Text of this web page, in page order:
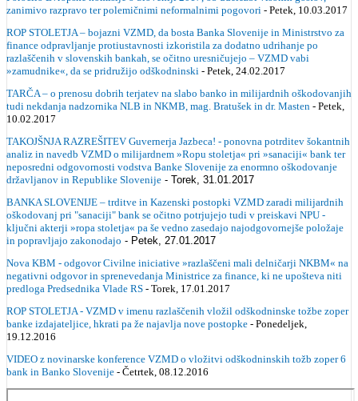
zanimivo razpravo ter polemičnimi neformalnimi pogovori - Petek, 10.03.2017
ROP STOLETJA – bojazni VZMD, da bosta Banka Slovenije in Ministrstvo za
finance odpravljanje protiustavnosti izkoristila za dodatno udrihanje po
razlaščenih v slovenskih bankah, se očitno uresničujejo – VZMD vabi
»zamudnike«, da se pridružijo odškodninski - Petek, 24.02.2017
TARČA – o prenosu dobrih terjatev na slabo banko in milijardnih oškodovanjih
tudi nekdanja nadzornika NLB in NKMB, mag. Bratušek in dr. Masten - Petek,
10.02.2017
TAKOJŠNJA RAZREŠITEV Guvernerja Jazbeca! - ponovna potrditev šokantnih
analiz in navedb VZMD o milijardnem »Ropu stoletja« pri »sanaciji« bank ter
neposredni odgovornosti vodstva Banke Slovenije za enormno oškodovanje
državljanov in Republike Slovenije - Torek, 31.01.2017
BANKA SLOVENIJE – trditve in Kazenski postopki VZMD zaradi milijardnih
oškodovanj pri "sanaciji" bank se očitno potrjujejo tudi v preiskavi NPU -
ključni akterji »ropa stoletja« pa še vedno zasedajo najodgovornejše položaje
in popravljajo zakonodajo - Petek, 27.01.2017
Nova KBM - odgovor Civilne iniciative »razlaščeni mali delničarji NKBM« na
negativni odgovor in sprenevedanja Ministrice za finance, ki ne upošteva niti
predloga Predsednika Vlade RS - Torek, 17.01.2017
ROP STOLETJA - VZMD v imenu razlaščenih vložil odškodninske tožbe zoper
banke izdajateljice, hkrati pa že najavlja nove postopke - Ponedeljek,
19.12.2016
VIDEO z novinarske konference VZMD o vložitvi odškodninskih tožb zoper 6
bank in Banko Slovenije - Četrtek, 08.12.2016